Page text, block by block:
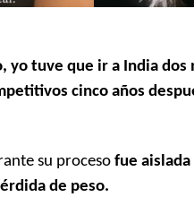
yo tuve que ir a India
cinco años
su proceso fue aislada
de peso.